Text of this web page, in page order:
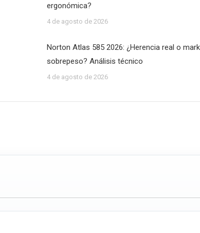
ergonómica?
4 de agosto de 2026
Norton Atlas 585 2026: ¿Herencia real o
sobrepeso? Análisis técnico
4 de agosto de 2026